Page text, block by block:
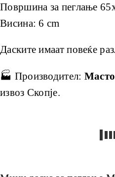
Површина за пеглање
Висина: 6 cm
Даските имаат повеќе
🏭 Производител:
извоз Скопје.